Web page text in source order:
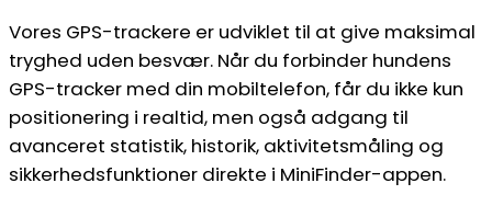
Vores GPS-trackere er udviklet til at give maksimal
tryghed uden besvær. Når du forbinder hundens
GPS-tracker med din mobiltelefon, får du ikke kun
positionering i realtid, men også adgang til
avanceret statistik, historik, aktivitetsmåling og
sikkerhedsfunktioner direkte i MiniFinder-appen.